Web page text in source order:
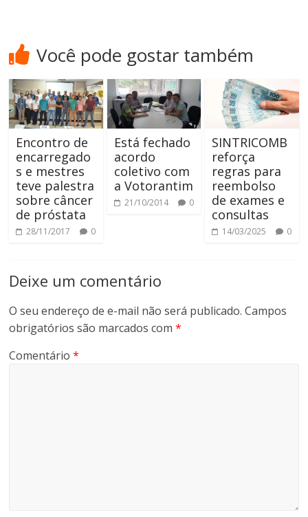
Você pode gostar também
Encontro de
encarregado
s e mestres
teve palestra
sobre câncer
de próstata
28/11/2017 0
Está fechado
acordo
coletivo com
a Votorantim
21/10/2014 0
SINTRICOMB
reforça
regras para
reembolso
de exames e
consultas
14/03/2025 0
Deixe um comentário
O seu endereço de e-mail não será publicado. Campos
obrigatórios são marcados com*
Comentário*